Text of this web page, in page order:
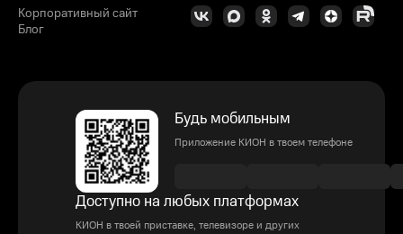
Корпоративный сайт
Блог
Будь мобильным
Приложение КИОН в твоем телефоне
Доступно на любых платформах
КИОН в твоей приставке, телевизоре и других